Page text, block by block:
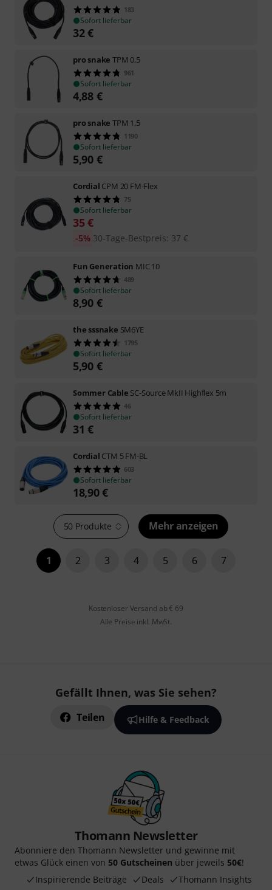
183
Sofort lieferbar
32€
pro snake TPM 0,5
961
Sofort lieferbar
4,88 €
pro snake TPM 1,5
1190
Sofort lieferbar
5,90 €
Cordial CPM 20 FM-Flex
75
Sofort lieferbar
35€
30-Tage-Bestpreis: 37 €
-5%
Fun Generation MIC 10
489
Sofort lieferbar
8,90 €
the sssnake SM6YE
1795
Sofort lieferbar
5,90 €
Sommer Cable SC-Source MkII Highflex 5m
46
Sofort lieferbar
31 €
Cordial CTM 5 FM-BL
603
Sofort lieferbar
18,90€
50 Produkte Mehr anzeigen
1 2 3 4 5 6 7
Kostenloser Versand ab € 69
Alle Preise inkl. MwSt.
Gefällt Ihnen, was Sie sehen?
Teilen Hilfe & Feedback
Thomann Newsletter
Abonniere den Thomann Newsletter und gewinne mit
etwas Glück einen von 50 Gutscheinen über jeweils 50€!
Inspirierende Beiträge
Deals Thomann Insights